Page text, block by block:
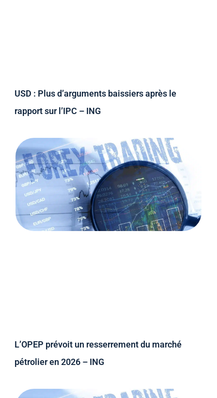
USD : Plus d’arguments baissiers après le
rapport sur l’IPC – ING
L’OPEP prévoit un resserrement du marché
pétrolier en 2026 – ING